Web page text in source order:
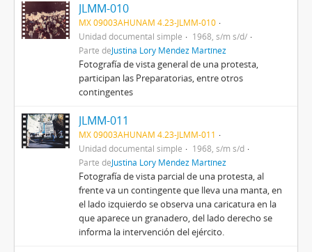
JLMM-010
MX 09003AHUNAM 4.23-JLMM-010
Unidad documental simple
1968, s/m s/d/
Parte deJustina Lory Méndez Martínez
Fotografía de vista general de una protesta,
participan las Preparatorias, entre otros
contingentes
JLMM-011
MX 09003AHUNAM 4.23-JLMM-011
Unidad documental simple
1968, s/m s/d
Parte deJustina Lory Méndez Martínez
Fotografía de vista parcial de una protesta, al
frente va un contingente que lleva una manta, en
el lado izquierdo se observa una caricatura en la
que aparece un granadero, del lado derecho se
informa la intervención del ejército.